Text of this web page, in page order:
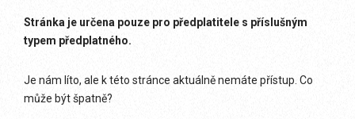
Stránka je určena pouze pro předplatitele s příslušným
typem předplatného.
Je nám líto, ale k této stránce aktuálně nemáte přístup. Co
může být špatně?